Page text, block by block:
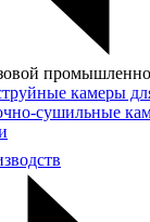
камеры
сушильные